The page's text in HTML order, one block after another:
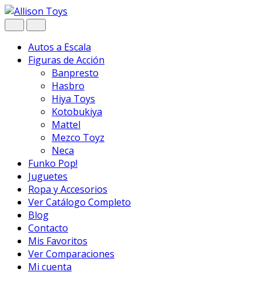
Navegar
Ir
al
Autos a Escala
Figuras de Acción
Banpresto
Hasbro
Hiya Toys
Kotobukiya
Mattel
Mezco Toyz
Neca
Funko Pop!
Juguetes
Ropa y Accesorios
Ver Catálogo Completo
Blog
Contacto
Mis Favoritos
Ver Comparaciones
Mi cuenta